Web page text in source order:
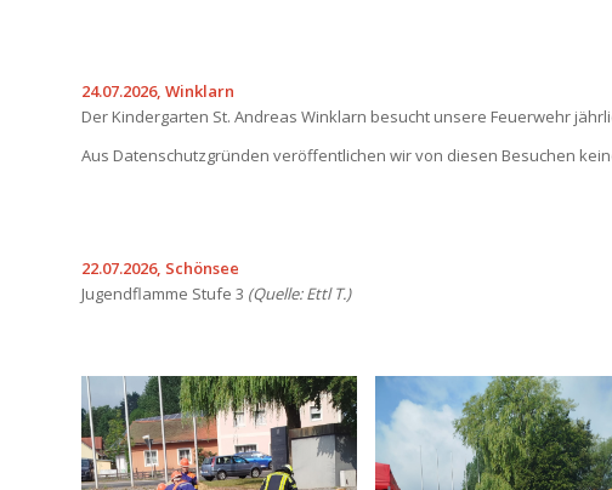
24.07.2026, Winklarn
Der Kindergarten St. Andreas Winklarn besucht unsere Feuerwehr
Aus Datenschutzgründen veröffentlichen wir von diesen Besuchen
22.07.2026, Schönsee
Jugendflamme Stufe 3 (Quelle: Ettl T.)